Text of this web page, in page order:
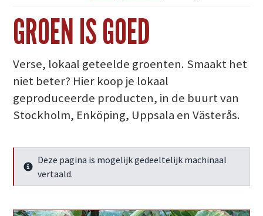
GROEN IS GOED
Verse, lokaal geteelde groenten. Smaakt het
niet beter? Hier koop je lokaal
geproduceerde producten, in de buurt van
Stockholm, Enköping, Uppsala en Västerås.
Meer info
Deze pagina is mogelijk gedeeltelijk machinaal
vertaald.